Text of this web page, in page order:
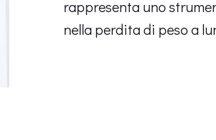
rappresenta uno
nella perdita di peso a